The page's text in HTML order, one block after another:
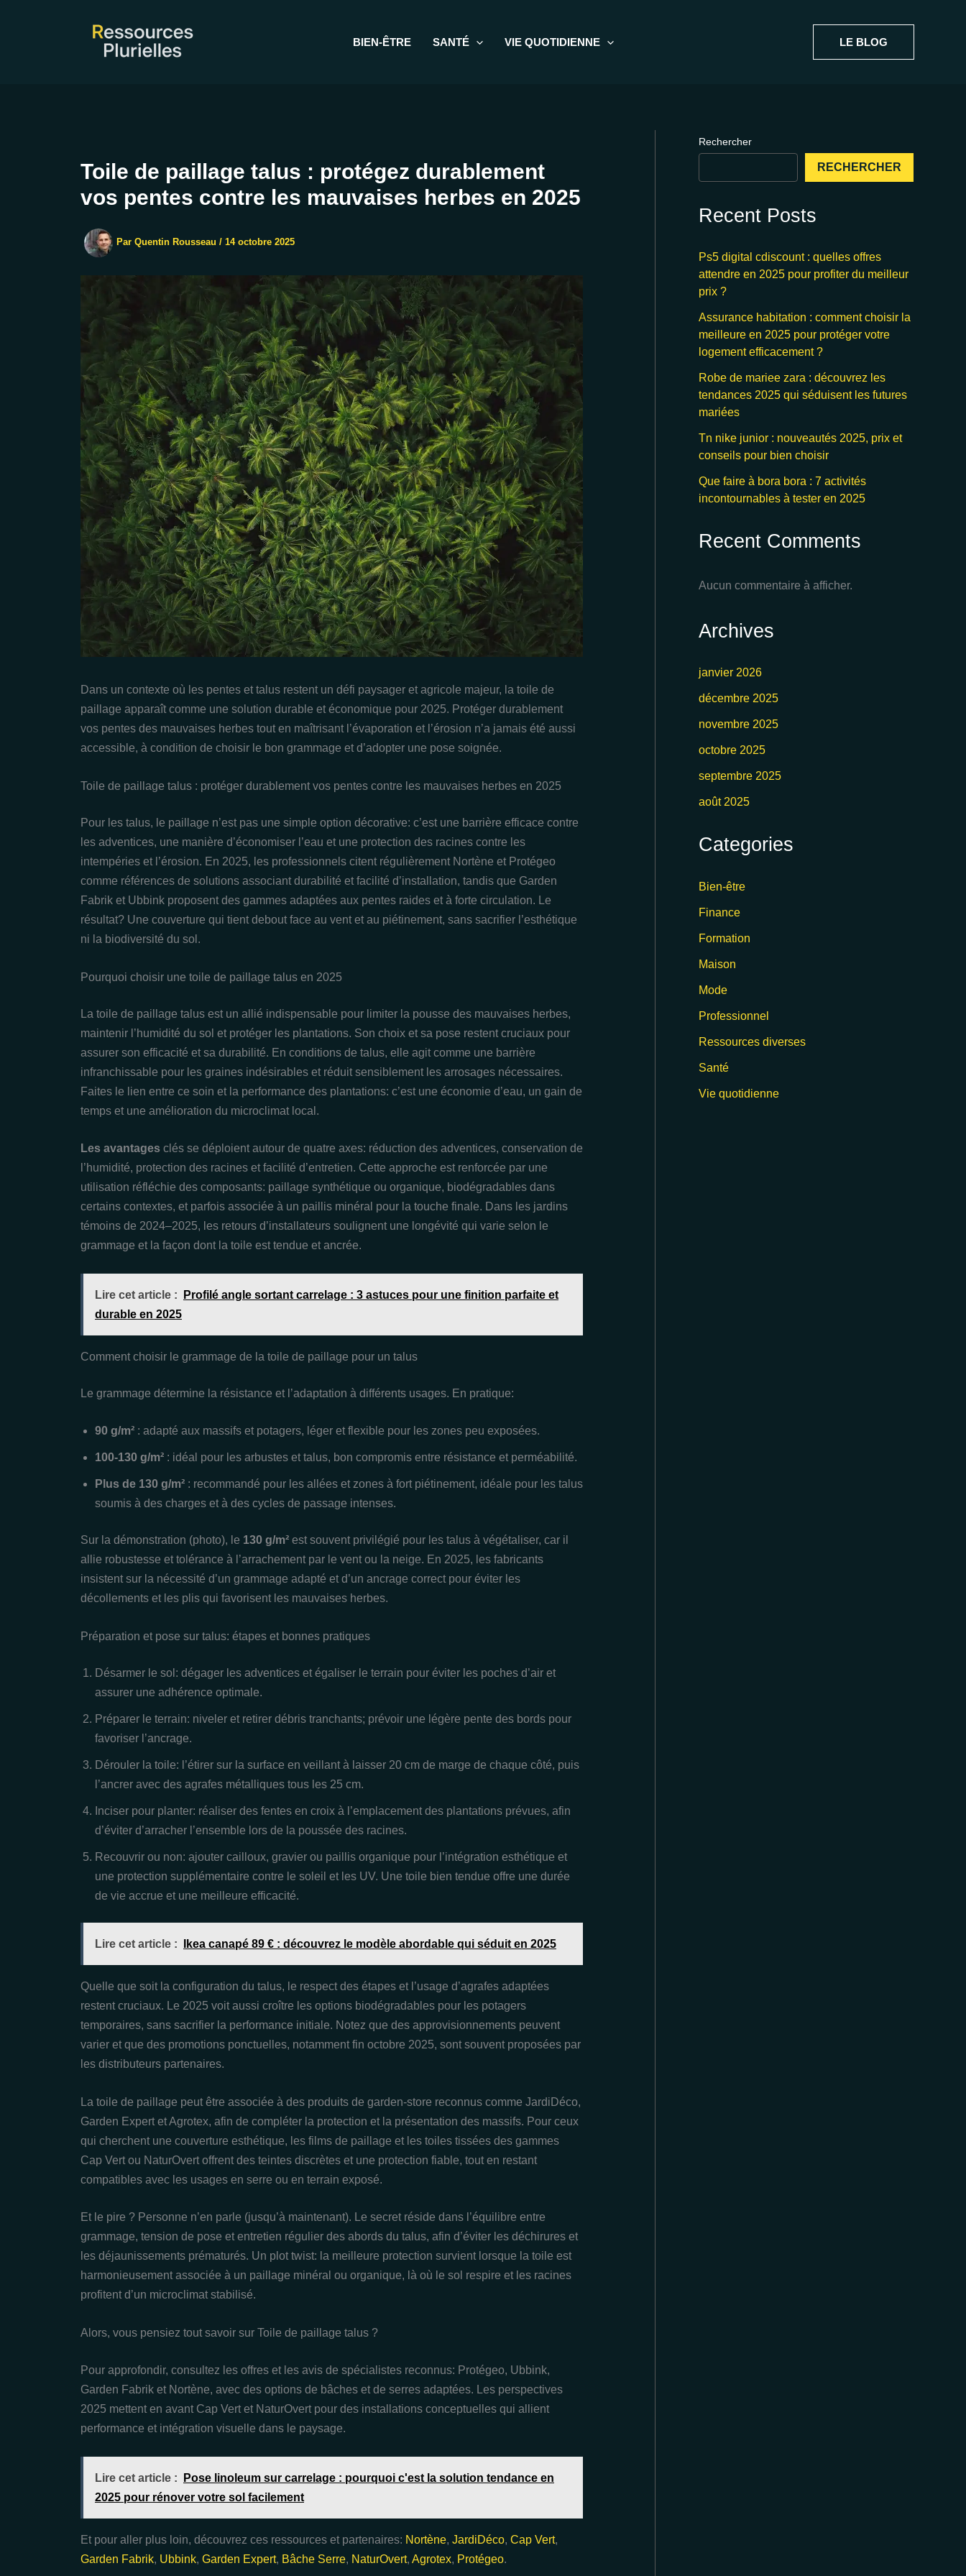
BIEN-ÊTRE SANTÉ VIE QUOTIDIENNE LE BLOG
Toile de paillage talus : protégez durablement
vos pentes contre les mauvaises herbes en 2025
Par Quentin Rousseau / 14 octobre 2025
Dans un contexte où les pentes et talus restent un défi paysager et agricole majeur, la toile de
paillage apparaît comme une solution durable et économique pour 2025. Protéger durablement
vos pentes des mauvaises herbes tout en maîtrisant l’évaporation et l’érosion n’a jamais été aussi
accessible, à condition de choisir le bon grammage et d’adopter une pose soignée.
Toile de paillage talus : protéger durablement vos pentes contre les mauvaises herbes en 2025
Pour les talus, le paillage n’est pas une simple option décorative: c’est une barrière efficace contre
les adventices, une manière d’économiser l’eau et une protection des racines contre les
intempéries et l’érosion. En 2025, les professionnels citent régulièrement Nortène et Protégeo
comme références de solutions associant durabilité et facilité d’installation, tandis que Garden
Fabrik et Ubbink proposent des gammes adaptées aux pentes raides et à forte circulation. Le
résultat? Une couverture qui tient debout face au vent et au piétinement, sans sacrifier l’esthétique
ni la biodiversité du sol.
Pourquoi choisir une toile de paillage talus en 2025
La toile de paillage talus est un allié indispensable pour limiter la pousse des mauvaises herbes,
maintenir l’humidité du sol et protéger les plantations. Son choix et sa pose restent cruciaux pour
assurer son efficacité et sa durabilité. En conditions de talus, elle agit comme une barrière
infranchissable pour les graines indésirables et réduit sensiblement les arrosages nécessaires.
Faites le lien entre ce soin et la performance des plantations: c’est une économie d’eau, un gain de
temps et une amélioration du microclimat local.
Les avantages clés se déploient autour de quatre axes: réduction des adventices, conservation de
l’humidité, protection des racines et facilité d’entretien. Cette approche est renforcée par une
utilisation réfléchie des composants: paillage synthétique ou organique, biodégradables dans
certains contextes, et parfois associée à un paillis minéral pour la touche finale. Dans les jardins
témoins de 2024–2025, les retours d’installateurs soulignent une longévité qui varie selon le
grammage et la façon dont la toile est tendue et ancrée.
Lire cet article :
Profilé angle sortant carrelage : 3 astuces pour une finition parfaite et
durable en 2025
Comment choisir le grammage de la toile de paillage pour un talus
Le grammage détermine la résistance et l’adaptation à différents usages. En pratique:
90 g/m² : adapté aux massifs et potagers, léger et flexible pour les zones peu exposées.
100-130 g/m² : idéal pour les arbustes et talus, bon compromis entre résistance et perméabilité.
Plus de 130 g/m² : recommandé pour les allées et zones à fort piétinement, idéale pour les talus
soumis à des charges et à des cycles de passage intenses.
Sur la démonstration (photo), le 130 g/m² est souvent privilégié pour les talus à végétaliser, car il
allie robustesse et tolérance à l’arrachement par le vent ou la neige. En 2025, les fabricants
insistent sur la nécessité d’un grammage adapté et d’un ancrage correct pour éviter les
décollements et les plis qui favorisent les mauvaises herbes.
Préparation et pose sur talus: étapes et bonnes pratiques
Désarmer le sol: dégager les adventices et égaliser le terrain pour éviter les poches d’air et
assurer une adhérence optimale.
Préparer le terrain: niveler et retirer débris tranchants; prévoir une légère pente des bords pour
favoriser l’ancrage.
Dérouler la toile: l’étirer sur la surface en veillant à laisser 20 cm de marge de chaque côté, puis
l’ancrer avec des agrafes métalliques tous les 25 cm.
Inciser pour planter: réaliser des fentes en croix à l’emplacement des plantations prévues, afin
d’éviter d’arracher l’ensemble lors de la poussée des racines.
Recouvrir ou non: ajouter cailloux, gravier ou paillis organique pour l’intégration esthétique et
une protection supplémentaire contre le soleil et les UV. Une toile bien tendue offre une durée
de vie accrue et une meilleure efficacité.
Lire cet article : Ikea canapé 89 € : découvrez le modèle abordable qui séduit en 2025
Quelle que soit la configuration du talus, le respect des étapes et l’usage d’agrafes adaptées
restent cruciaux. Le 2025 voit aussi croître les options biodégradables pour les potagers
temporaires, sans sacrifier la performance initiale. Notez que des approvisionnements peuvent
varier et que des promotions ponctuelles, notamment fin octobre 2025, sont souvent proposées par
les distributeurs partenaires.
La toile de paillage peut être associée à des produits de garden-store reconnus comme JardiDéco,
Garden Expert et Agrotex, afin de compléter la protection et la présentation des massifs. Pour ceux
qui cherchent une couverture esthétique, les films de paillage et les toiles tissées des gammes
Cap Vert ou NaturOvert offrent des teintes discrètes et une protection fiable, tout en restant
compatibles avec les usages en serre ou en terrain exposé.
Et le pire ? Personne n’en parle (jusqu’à maintenant). Le secret réside dans l’équilibre entre
grammage, tension de pose et entretien régulier des abords du talus, afin d’éviter les déchirures et
les déjaunissements prématurés. Un plot twist: la meilleure protection survient lorsque la toile est
harmonieusement associée à un paillage minéral ou organique, là où le sol respire et les racines
profitent d’un microclimat stabilisé.
Alors, vous pensiez tout savoir sur Toile de paillage talus ?
Pour approfondir, consultez les offres et les avis de spécialistes reconnus: Protégeo, Ubbink,
Garden Fabrik et Nortène, avec des options de bâches et de serres adaptées. Les perspectives
2025 mettent en avant Cap Vert et NaturOvert pour des installations conceptuelles qui allient
performance et intégration visuelle dans le paysage.
Lire cet article :
Pose linoleum sur carrelage : pourquoi c'est la solution tendance en
2025 pour rénover votre sol facilement
Et pour aller plus loin, découvrez ces ressources et partenaires: Nortène, JardiDéco, Cap Vert,
Garden Fabrik, Ubbink, Garden Expert, Bâche Serre, NaturOvert, Agrotex, Protégeo.
Rechercher
RECHERCHER
Recent Posts
Ps5 digital cdiscount : quelles offres
attendre en 2025 pour profiter du meilleur
prix ?
Assurance habitation : comment choisir la
meilleure en 2025 pour protéger votre
logement efficacement ?
Robe de mariee zara : découvrez les
tendances 2025 qui séduisent les futures
mariées
Tn nike junior : nouveautés 2025, prix et
conseils pour bien choisir
Que faire à bora bora : 7 activités
incontournables à tester en 2025
Recent Comments
Aucun commentaire à afficher.
Archives
janvier 2026
décembre 2025
novembre 2025
octobre 2025
septembre 2025
août 2025
Categories
Bien-être
Finance
Formation
Maison
Mode
Professionnel
Ressources diverses
Santé
Vie quotidienne